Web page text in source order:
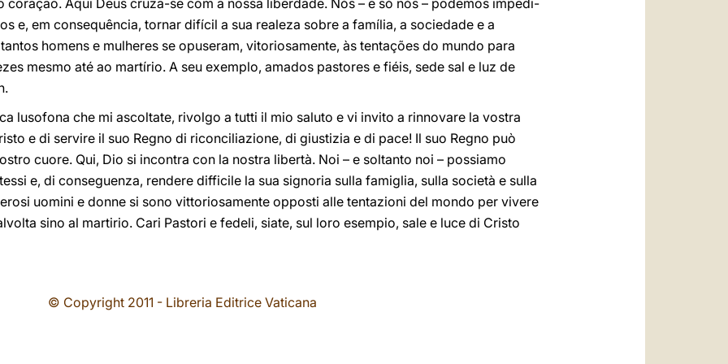
coração. Aqui Deus cruza-se com a nossa liberdade. Nós – e só nós – podemos impedi-
e, em consequência, tornar difícil a sua realeza sobre a família, a sociedade e a
homens e mulheres se opuseram, vitoriosamente, às tentações do mundo para
mesmo até ao martírio. A seu exemplo, amados pastores e fiéis, sede sal e luz de
lusofona che mi ascoltate, rivolgo a tutti il mio saluto e vi invito a rinnovare la vostra
e di servire il suo Regno di riconciliazione, di giustizia e di pace! Il suo Regno può
cuore. Qui, Dio si incontra con la nostra libertà. Noi – e soltanto noi – possiamo
e, di conseguenza, rendere difficile la sua signoria sulla famiglia, sulla società e sulla
uomini e donne si sono vittoriosamente opposti alle tentazioni del mondo per vivere
sino al martirio. Cari Pastori e fedeli, siate, sul loro esempio, sale e luce di Cristo
© Copyright 2011 - Libreria Editrice Vaticana